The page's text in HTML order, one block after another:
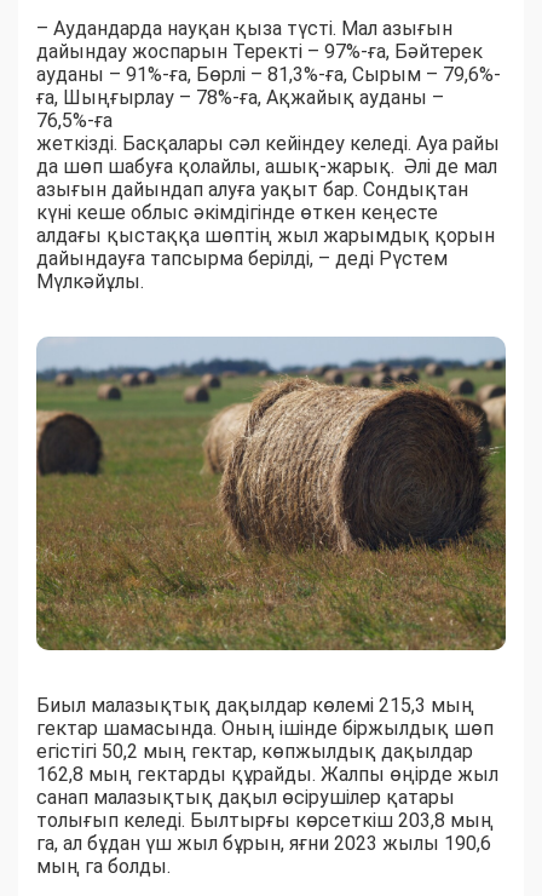
– Аудандарда науқан қыза түсті. Мал азығын
дайындау жоспарын Теректі – 97%-ға, Бәйтерек
ауданы – 91%-ға, Бөрлі – 81,3%-ға, Сырым – 79,6%-
ға, Шыңғырлау – 78%-ға, Ақжайық ауданы –
76,5%-ға
жеткізді. Басқалары сәл кейіндеу келеді. Ауа райы
да шөп шабуға қолайлы, ашық-жарық. Әлі де мал
азығын дайындап алуға уақыт бар. Сондықтан
күні кеше облыс әкімдігінде өткен кеңесте
алдағы қыстаққа шөптің жыл жарымдық қорын
дайындауға тапсырма берілді, – деді Рүстем
Мүлкәйұлы.
Биыл малазықтық дақылдар көлемі 215,3 мың
гектар шамасында. Оның ішінде біржылдық шөп
егістігі 50,2 мың гектар, көпжылдық дақылдар
162,8 мың гектарды құрайды. Жалпы өңірде жыл
санап малазықтық дақыл өсірушілер қатары
толығып келеді. Былтырғы көрсеткіш 203,8 мың
га, ал бұдан үш жыл бұрын, яғни 2023 жылы 190,6
мың га болды.